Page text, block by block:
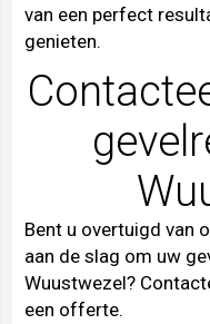
van een perfect
genieten.
Bent u overtuigd van
aan de slag om uw
Wuustwezel?
een offerte.